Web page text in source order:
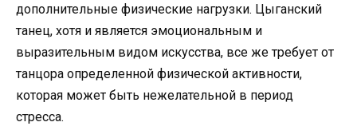
дополнительные физические нагрузки. Цыганский
танец, хотя и является эмоциональным и
выразительным видом искусства, все же требует от
танцора определенной физической активности,
которая может быть нежелательной в период
стресса.